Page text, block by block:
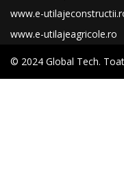
www.e-
www.e-utilajeagricole.ro
© 2024 Global Tech.